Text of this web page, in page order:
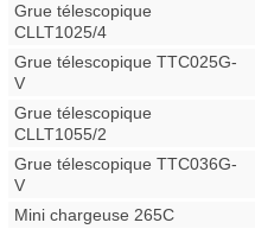
Grue télescopique
CLLT1025/4
Grue télescopique TTC025G-
V
Grue télescopique
CLLT1055/2
Grue télescopique TTC036G-
V
Mini chargeuse 265C